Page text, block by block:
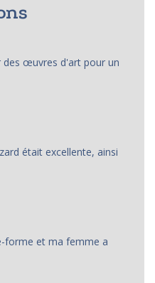
des œuvres d'art pour un
était excellente, ainsi
forme et ma femme a